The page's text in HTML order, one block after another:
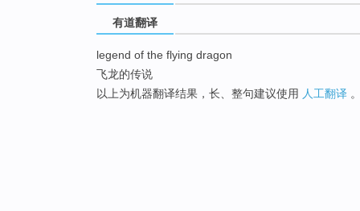
有道翻译
legend of the flying dragon
飞龙的传说
以上为机器翻译结果，长、整句建议使用 人工翻译